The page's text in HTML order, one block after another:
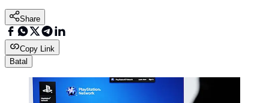
Share
Copy Link
Batal